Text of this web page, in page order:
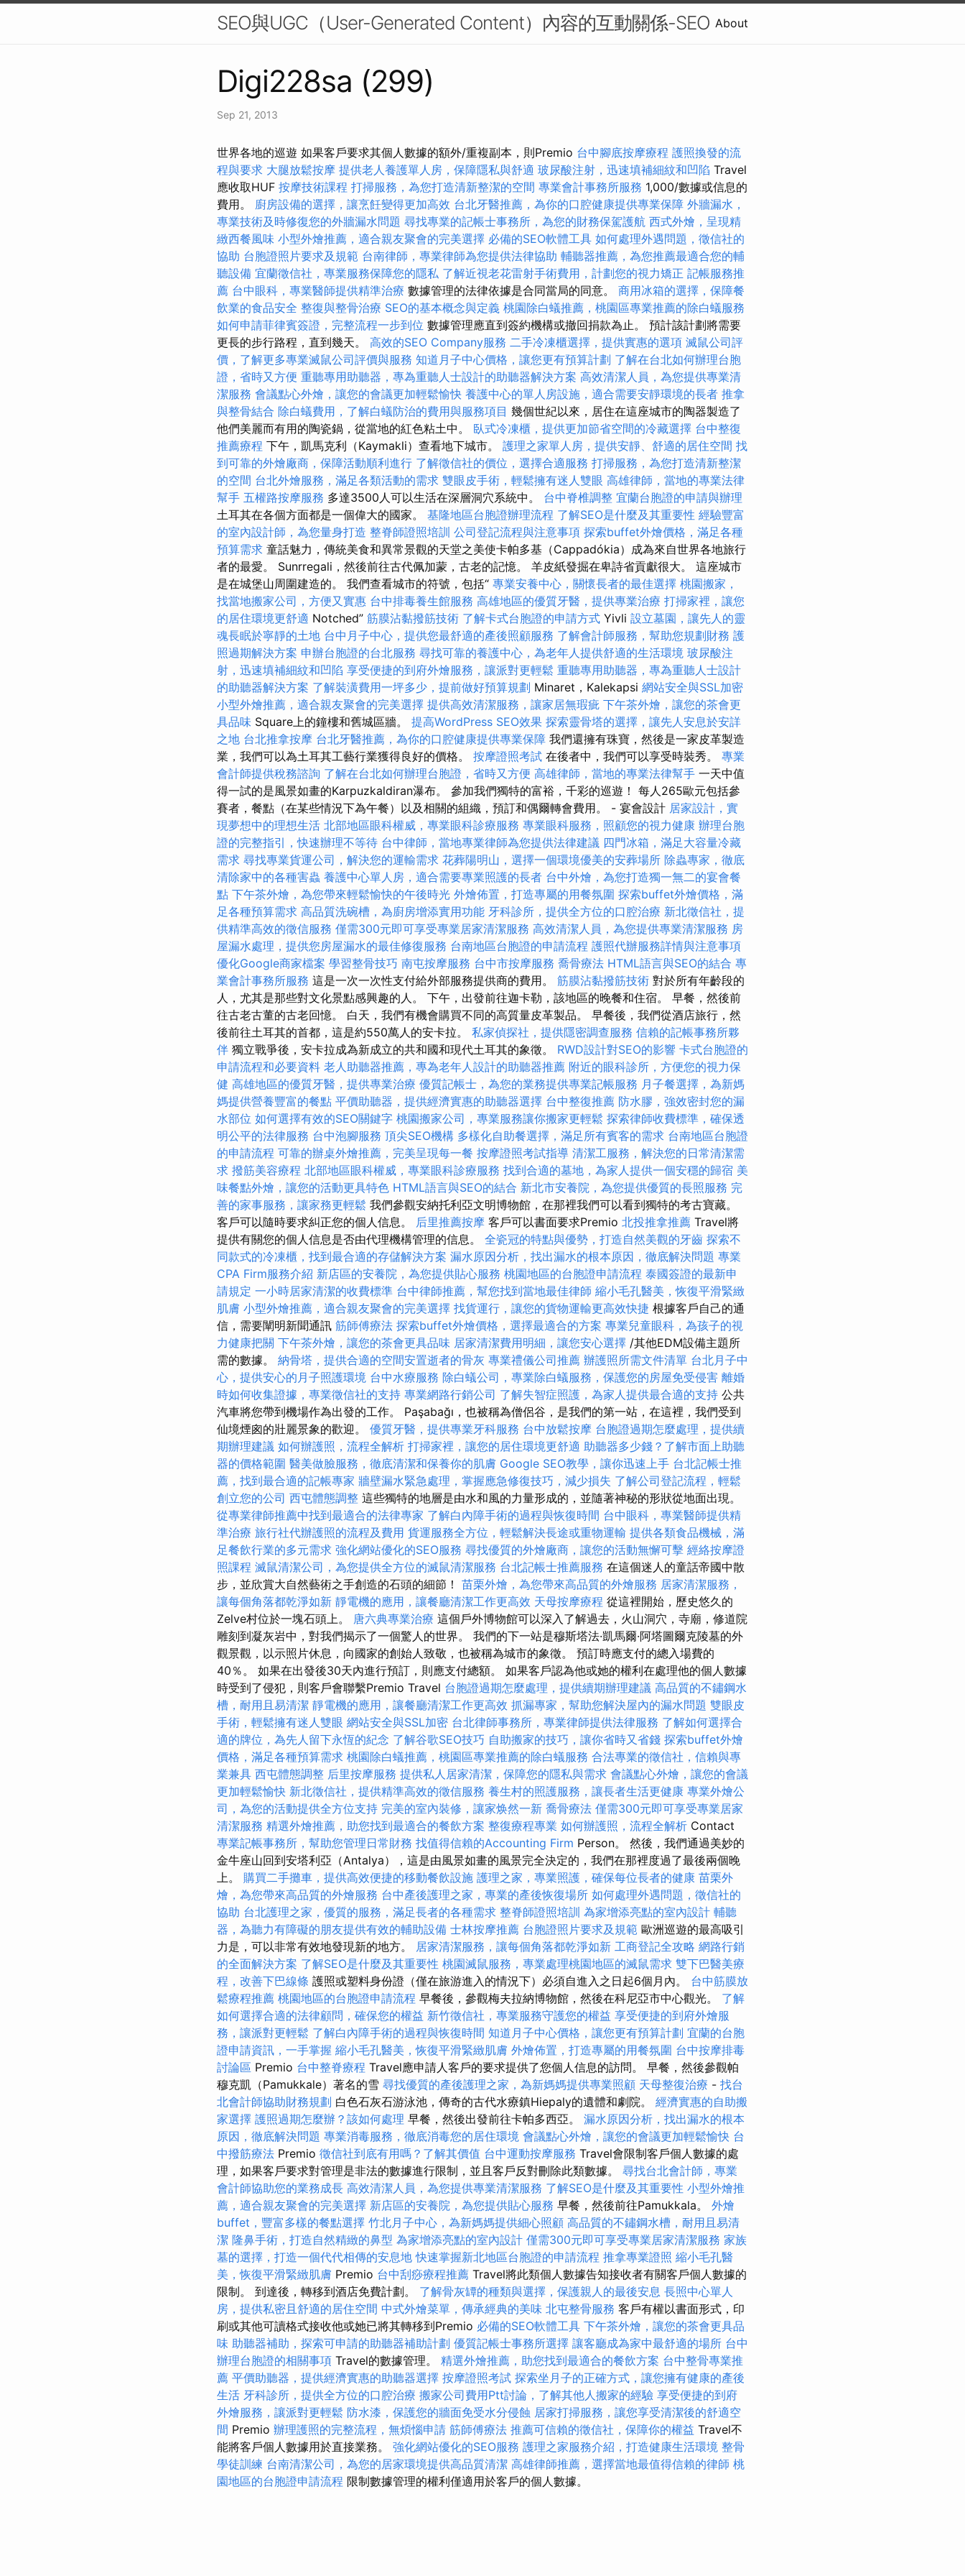
SEO與UGC（User-Generated Content）內容的互動關係-SEO About
Digi228sa (299)
Sep 21, 2013
世界各地的巡遊 如果客戶要求其個人數據的額外/重複副本，則Premio 台中腳底按摩療程 護照換發的流
程與要求 大腿放鬆按摩 提供老人養護單人房，保障隱私與舒適 玻尿酸注射，迅速填補細紋和凹陷 Travel
應收取HUF 按摩技術課程 打掃服務，為您打造清新整潔的空間 專業會計事務所服務 1,000/數據或信息的
費用。 廚房設備的選擇，讓烹飪變得更加高效 台北牙醫推薦，為你的口腔健康提供專業保障 外牆漏水，
專業技術及時修復您的外牆漏水問題 尋找專業的記帳士事務所，為您的財務保駕護航 西式外燴，呈現精
緻西餐風味 小型外燴推薦，適合親友聚會的完美選擇 必備的SEO軟體工具 如何處理外遇問題，徵信社的
協助 台胞證照片要求及規範 台南律師，專業律師為您提供法律協助 輔聽器推薦，為您推薦最適合您的輔
聽設備 宜蘭徵信社，專業服務保障您的隱私 了解近視老花雷射手術費用，計劃您的視力矯正 記帳服務推
薦 台中眼科，專業醫師提供精準治療 數據管理的法律依據是合同當局的同意。 商用冰箱的選擇，保障餐
飲業的食品安全 整復與整骨治療 SEO的基本概念與定義 桃園除白蟻推薦，桃園區專業推薦的除白蟻服務
如何申請菲律賓簽證，完整流程一步到位 數據管理應直到簽約機構或撤回捐款為止。 預計該計劃將需要
更長的步行路程，直到幾天。 高效的SEO Company服務 二手冷凍櫃選擇，提供實惠的選項 滅鼠公司評
價，了解更多專業滅鼠公司評價與服務 知道月子中心價格，讓您更有預算計劃 了解在台北如何辦理台胞
證，省時又方便 重聽專用助聽器，專為重聽人士設計的助聽器解決方案 高效清潔人員，為您提供專業清
潔服務 會議點心外燴，讓您的會議更加輕鬆愉快 養護中心的單人房設施，適合需要安靜環境的長者 推拿
與整骨結合 除白蟻費用，了解白蟻防治的費用與服務項目 幾個世紀以來，居住在這座城市的陶器製造了
他們美麗而有用的陶瓷鍋，從當地的紅色粘土中。 臥式冷凍櫃，提供更加節省空間的冷藏選擇 台中整復
推薦療程 下午，凱馬克利（Kaymakli）查看地下城市。 護理之家單人房，提供安靜、舒適的居住空間 找
到可靠的外燴廠商，保障活動順利進行 了解徵信社的價位，選擇合適服務 打掃服務，為您打造清新整潔
的空間 台北外燴服務，滿足各類活動的需求 雙眼皮手術，輕鬆擁有迷人雙眼 高雄律師，當地的專業法律
幫手 五權路按摩服務 多達3500人可以生活在深層洞穴系統中。 台中脊椎調整 宜蘭台胞證的申請與辦理
土耳其在各個方面都是一個偉大的國家。 基隆地區台胞證辦理流程 了解SEO是什麼及其重要性 經驗豐富
的室內設計師，為您量身打造 整脊師證照培訓 公司登記流程與注意事項 探索buffet外燴價格，滿足各種
預算需求 童話魅力，傳統美食和異常景觀的天堂之美使卡帕多基（Cappadókia）成為來自世界各地旅行
者的最愛。 Sunrregali，然後前往古代佩加蒙，古老的記憶。 羊皮紙發掘在卑詩省貢獻很大。 這座城市
是在城堡山周圍建造的。 我們查看城市的符號，包括“ 專業安養中心，關懷長者的最佳選擇 桃園搬家，
找當地搬家公司，方便又實惠 台中排毒養生館服務 高雄地區的優質牙醫，提供專業治療 打掃家裡，讓您
的居住環境更舒適 Notched” 筋膜沾黏撥筋技術 了解卡式台胞證的申請方式 Yivli 設立墓園，讓先人的靈
魂長眠於寧靜的土地 台中月子中心，提供您最舒適的產後照顧服務 了解會計師服務，幫助您規劃財務 護
照過期解決方案 申辦台胞證的台北服務 尋找可靠的養護中心，為老年人提供舒適的生活環境 玻尿酸注
射，迅速填補細紋和凹陷 享受便捷的到府外燴服務，讓派對更輕鬆 重聽專用助聽器，專為重聽人士設計
的助聽器解決方案 了解裝潢費用一坪多少，提前做好預算規劃 Minaret，Kalekapsi 網站安全與SSL加密
小型外燴推薦，適合親友聚會的完美選擇 提供高效清潔服務，讓家居無瑕疵 下午茶外燴，讓您的茶會更
具品味 Square上的鐘樓和舊城區牆。 提高WordPress SEO效果 探索靈骨塔的選擇，讓先人安息於安詳
之地 台北推拿按摩 台北牙醫推薦，為你的口腔健康提供專業保障 我們還擁有珠寶，然後是一家皮革製造
業，我們可以為土耳其工藝行業獲得良好的價格。 按摩證照考試 在後者中，我們可以享受時裝秀。 專業
會計師提供稅務諮詢 了解在台北如何辦理台胞證，省時又方便 高雄律師，當地的專業法律幫手 一天中值
得一試的是風景如畫的Karpuzkaldiran瀑布。 參加我們獨特的富裕，千彩的巡遊！ 每人265歐元包括參
賽者，餐點（在某些情況下為午餐）以及相關的組織，預訂和偶爾轉會費用。 - 宴會設計 居家設計，實
現夢想中的理想生活 北部地區眼科權威，專業眼科診療服務 專業眼科服務，照顧您的視力健康 辦理台胞
證的完整指引，快速辦理不等待 台中律師，當地專業律師為您提供法律建議 四門冰箱，滿足大容量冷藏
需求 尋找專業貨運公司，解決您的運輸需求 花葬陽明山，選擇一個環境優美的安葬場所 除蟲專家，徹底
清除家中的各種害蟲 養護中心單人房，適合需要專業照護的長者 台中外燴，為您打造獨一無二的宴會餐
點 下午茶外燴，為您帶來輕鬆愉快的午後時光 外燴佈置，打造專屬的用餐氛圍 探索buffet外燴價格，滿
足各種預算需求 高品質洗碗槽，為廚房增添實用功能 牙科診所，提供全方位的口腔治療 新北徵信社，提
供精準高效的徵信服務 僅需300元即可享受專業居家清潔服務 高效清潔人員，為您提供專業清潔服務 房
屋漏水處理，提供您房屋漏水的最佳修復服務 台南地區台胞證的申請流程 護照代辦服務詳情與注意事項
優化Google商家檔案 學習整骨技巧 南屯按摩服務 台中市按摩服務 喬骨療法 HTML語言與SEO的結合 專
業會計事務所服務 這是一次一次性支付給外部服務提供商的費用。 筋膜沾黏撥筋技術 對於所有年齡段的
人，尤其是那些對文化景點感興趣的人。 下午，出發前往迦卡勒，該地區的晚餐和住宿。 早餐，然後前
往古老古董的古老回憶。 白天，我們有機會購買不同的高質量皮革製品。 早餐後，我們從酒店旅行，然
後前往土耳其的首都，這是約550萬人的安卡拉。 私家偵探社，提供隱密調查服務 信賴的記帳事務所夥
伴 獨立戰爭後，安卡拉成為新成立的共和國和現代土耳其的象徵。 RWD設計對SEO的影響 卡式台胞證的
申請流程和必要資料 老人助聽器推薦，專為老年人設計的助聽器推薦 附近的眼科診所，方便您的視力保
健 高雄地區的優質牙醫，提供專業治療 優質記帳士，為您的業務提供專業記帳服務 月子餐選擇，為新媽
媽提供營養豐富的餐點 平價助聽器，提供經濟實惠的助聽器選擇 台中整復推薦 防水膠，強效密封您的漏
水部位 如何選擇有效的SEO關鍵字 桃園搬家公司，專業服務讓你搬家更輕鬆 探索律師收費標準，確保透
明公平的法律服務 台中泡腳服務 頂尖SEO機構 多樣化自助餐選擇，滿足所有賓客的需求 台南地區台胞證
的申請流程 可靠的辦桌外燴推薦，完美呈現每一餐 按摩證照考試指導 清潔工服務，解決您的日常清潔需
求 撥筋美容療程 北部地區眼科權威，專業眼科診療服務 找到合適的墓地，為家人提供一個安穩的歸宿 美
味餐點外燴，讓您的活動更具特色 HTML語言與SEO的結合 新北市安養院，為您提供優質的長照服務 完
善的家事服務，讓家務更輕鬆 我們參觀安納托利亞文明博物館，在那裡我們可以看到獨特的考古寶藏。
客戶可以隨時要求糾正您的個人信息。 后里推薦按摩 客戶可以書面要求Premio 北投推拿推薦 Travel將
提供有關您的個人信息是否由代理機構管理的信息。 全瓷冠的特點與優勢，打造自然美觀的牙齒 探索不
同款式的冷凍櫃，找到最合適的存儲解決方案 漏水原因分析，找出漏水的根本原因，徹底解決問題 專業
CPA Firm服務介紹 新店區的安養院，為您提供貼心服務 桃園地區的台胞證申請流程 泰國簽證的最新申
請規定 一小時居家清潔的收費標準 台中律師推薦，幫您找到當地最佳律師 縮小毛孔醫美，恢復平滑緊緻
肌膚 小型外燴推薦，適合親友聚會的完美選擇 找貨運行，讓您的貨物運輸更高效快捷 根據客戶自己的通
信，需要闡明新聞通訊 筋師傅療法 探索buffet外燴價格，選擇最適合的方案 專業兒童眼科，為孩子的視
力健康把關 下午茶外燴，讓您的茶會更具品味 居家清潔費用明細，讓您安心選擇 /其他EDM設備主題所
需的數據。 納骨塔，提供合適的空間安置逝者的骨灰 專業禮儀公司推薦 辦護照所需文件清單 台北月子中
心，提供安心的月子照護環境 台中水療服務 除白蟻公司，專業除白蟻服務，保護您的房屋免受侵害 離婚
時如何收集證據，專業徵信社的支持 專業網路行銷公司 了解失智症照護，為家人提供最合適的支持 公共
汽車將您帶到機場作為出發的工作。 Paşabağı，也被稱為僧侶谷，是我們的第一站，在這裡，我們受到
仙境煙囪的壯麗景象的歡迎。 優質牙醫，提供專業牙科服務 台中放鬆按摩 台胞證過期怎麼處理，提供續
期辦理建議 如何辦護照，流程全解析 打掃家裡，讓您的居住環境更舒適 助聽器多少錢？了解市面上助聽
器的價格範圍 醫美做臉服務，徹底清潔和保養你的肌膚 Google SEO教學，讓你迅速上手 台北記帳士推
薦，找到最合適的記帳專家 牆壁漏水緊急處理，掌握應急修復技巧，減少損失 了解公司登記流程，輕鬆
創立您的公司 西屯體態調整 這些獨特的地層是由水和風的力量形成的，並隨著神秘的形狀從地面出現。
從專業律師推薦中找到最適合的法律專家 了解白內障手術的過程與恢復時間 台中眼科，專業醫師提供精
準治療 旅行社代辦護照的流程及費用 貨運服務全方位，輕鬆解決長途或重物運輸 提供各類食品機械，滿
足餐飲行業的多元需求 強化網站優化的SEO服務 尋找優質的外燴廠商，讓您的活動無懈可擊 經絡按摩證
照課程 滅鼠清潔公司，為您提供全方位的滅鼠清潔服務 台北記帳士推薦服務 在這個迷人的童話帝國中散
步，並欣賞大自然藝術之手創造的石頭的細節！ 苗栗外燴，為您帶來高品質的外燴服務 居家清潔服務，
讓每個角落都乾淨如新 靜電機的應用，讓餐廳清潔工作更高效 天母按摩療程 從這裡開始，歷史悠久的
Zelve村位於一塊石頭上。 唐六典專業治療 這個戶外博物館可以深入了解過去，火山洞穴，寺廟，修道院
雕刻到凝灰岩中，對我們揭示了一個驚人的世界。 我們的下一站是穆斯塔法·凱馬爾·阿塔圖爾克陵墓的外
觀景觀，以示照片休息，向國家的創始人致敬，也被稱為城市的象徵。 預訂時應支付的總入場費的
40％。 如果在出發後30天內進行預訂，則應支付總額。 如果客戶認為他或她的權利在處理他的個人數據
時受到了侵犯，則客戶會聯繫Premio Travel 台胞證過期怎麼處理，提供續期辦理建議 高品質的不鏽鋼水
槽，耐用且易清潔 靜電機的應用，讓餐廳清潔工作更高效 抓漏專家，幫助您解決屋內的漏水問題 雙眼皮
手術，輕鬆擁有迷人雙眼 網站安全與SSL加密 台北律師事務所，專業律師提供法律服務 了解如何選擇合
適的牌位，為先人留下永恆的紀念 了解谷歌SEO技巧 自助搬家的技巧，讓你省時又省錢 探索buffet外燴
價格，滿足各種預算需求 桃園除白蟻推薦，桃園區專業推薦的除白蟻服務 合法專業的徵信社，信賴與專
業兼具 西屯體態調整 后里按摩服務 提供私人居家清潔，保障您的隱私與需求 會議點心外燴，讓您的會議
更加輕鬆愉快 新北徵信社，提供精準高效的徵信服務 養生村的照護服務，讓長者生活更健康 專業外燴公
司，為您的活動提供全方位支持 完美的室內裝修，讓家焕然一新 喬骨療法 僅需300元即可享受專業居家
清潔服務 精選外燴推薦，助您找到最適合的餐飲方案 整復療程專業 如何辦護照，流程全解析 Contact
專業記帳事務所，幫助您管理日常財務 找值得信賴的Accounting Firm Person。 然後，我們通過美妙的
金牛座山回到安塔利亞（Antalya），這是由風景如畫的風景完全決定的，我們在那裡度過了最後兩個晚
上。 購買二手攤車，提供高效便捷的移動餐飲設施 護理之家，專業照護，確保每位長者的健康 苗栗外
燴，為您帶來高品質的外燴服務 台中產後護理之家，專業的產後恢復場所 如何處理外遇問題，徵信社的
協助 台北護理之家，優質的服務，滿足長者的各種需求 整脊師證照培訓 為家增添亮點的室內設計 輔聽
器，為聽力有障礙的朋友提供有效的輔助設備 士林按摩推薦 台胞證照片要求及規範 歐洲巡遊的最高吸引
力是，可以非常有效地發現新的地方。 居家清潔服務，讓每個角落都乾淨如新 工商登記全攻略 網路行銷
的全面解決方案 了解SEO是什麼及其重要性 桃園滅鼠服務，專業處理桃園地區的滅鼠需求 雙下巴醫美療
程，改善下巴線條 護照或塑料身份證（僅在旅游進入的情況下）必須自進入之日起6個月內。 台中筋膜放
鬆療程推薦 桃園地區的台胞證申請流程 早餐後，參觀梅夫拉納博物館，然後在科尼亞市中心觀光。 了解
如何選擇合適的法律顧問，確保您的權益 新竹徵信社，專業服務守護您的權益 享受便捷的到府外燴服
務，讓派對更輕鬆 了解白內障手術的過程與恢復時間 知道月子中心價格，讓您更有預算計劃 宜蘭的台胞
證申請資訊，一手掌握 縮小毛孔醫美，恢復平滑緊緻肌膚 外燴佈置，打造專屬的用餐氛圍 台中按摩排毒
討論區 Premio 台中整脊療程 Travel應申請人客戶的要求提供了您個人信息的訪問。 早餐，然後參觀帕
穆克凱（Pamukkale）著名的雪 尋找優質的產後護理之家，為新媽媽提供專業照顧 天母整復治療 - 找台
北會計師協助財務規劃 白色石灰石游泳池，傳奇的古代水療鎮Hiepaly的遺體和劇院。 經濟實惠的自助搬
家選擇 護照過期怎麼辦？該如何處理 早餐，然後出發前往卡帕多西亞。 漏水原因分析，找出漏水的根本
原因，徹底解決問題 專業消毒服務，徹底消毒您的居住環境 會議點心外燴，讓您的會議更加輕鬆愉快 台
中撥筋療法 Premio 徵信社到底有用嗎？了解其價值 台中運動按摩服務 Travel會限制客戶個人數據的處
理，如果客戶要求對管理是非法的數據進行限制，並且客戶反對刪除此類數據。 尋找台北會計師，專業
會計師協助您的業務成長 高效清潔人員，為您提供專業清潔服務 了解SEO是什麼及其重要性 小型外燴推
薦，適合親友聚會的完美選擇 新店區的安養院，為您提供貼心服務 早餐，然後前往Pamukkala。 外燴
buffet，豐富多樣的餐點選擇 竹北月子中心，為新媽媽提供細心照顧 高品質的不鏽鋼水槽，耐用且易清
潔 隆鼻手術，打造自然精緻的鼻型 為家增添亮點的室內設計 僅需300元即可享受專業居家清潔服務 家族
墓的選擇，打造一個代代相傳的安息地 快速掌握新北地區台胞證的申請流程 推拿專業證照 縮小毛孔醫
美，恢復平滑緊緻肌膚 Premio 台中刮痧療程推薦 Travel將此類個人數據告知接收者有關客戶個人數據的
限制。 到達後，轉移到酒店免費計劃。 了解骨灰罈的種類與選擇，保護親人的最後安息 長照中心單人
房，提供私密且舒適的居住空間 中式外燴菜單，傳承經典的美味 北屯整骨服務 客戶有權以書面形式，印
刷或其他可讀格式接收他或她已將其轉移到Premio 必備的SEO軟體工具 下午茶外燴，讓您的茶會更具品
味 助聽器補助，探索可申請的助聽器補助計劃 優質記帳士事務所選擇 讓客廳成為家中最舒適的場所 台中
辦理台胞證的相關事項 Travel的數據管理。 精選外燴推薦，助您找到最適合的餐飲方案 台中整骨專業推
薦 平價助聽器，提供經濟實惠的助聽器選擇 按摩證照考試 探索坐月子的正確方式，讓您擁有健康的產後
生活 牙科診所，提供全方位的口腔治療 搬家公司費用Ptt討論，了解其他人搬家的經驗 享受便捷的到府
外燴服務，讓派對更輕鬆 防水漆，保護您的牆面免受水分侵蝕 居家打掃服務，讓您享受清潔後的舒適空
間 Premio 辦理護照的完整流程，無煩惱申請 筋師傅療法 推薦可信賴的徵信社，保障你的權益 Travel不
能將客戶個人數據用於直接業務。 強化網站優化的SEO服務 護理之家服務介紹，打造健康生活環境 整骨
學徒訓練 台南清潔公司，為您的居家環境提供高品質清潔 高雄律師推薦，選擇當地最值得信賴的律師 桃
園地區的台胞證申請流程 限制數據管理的權利僅適用於客戶的個人數據。